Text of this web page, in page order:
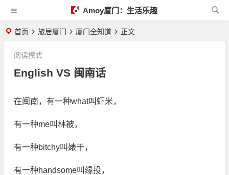
Amoy厦门：生活乐趣
首页 旅居厦门 厦门全知道 正文
English VS 闽南话
阅读模式
在闽南，有一种what叫虾米，
有一种me叫林被，
有一种bitchy叫婊干，
有一种handsome叫缘投，